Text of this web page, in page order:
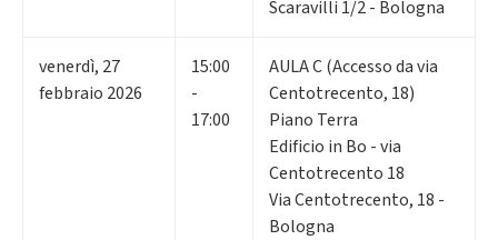
Scaravilli 1/2 - Bologna
venerdì, 27
febbraio 2026
15:00
-
17:00
AULA C (Accesso da via
Centotrecento, 18)
Piano Terra
Edificio in Bo - via
Centotrecento 18
Via Centotrecento, 18 -
Bologna